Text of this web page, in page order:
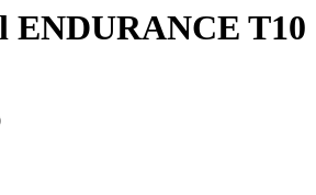
ENDURANCE T10